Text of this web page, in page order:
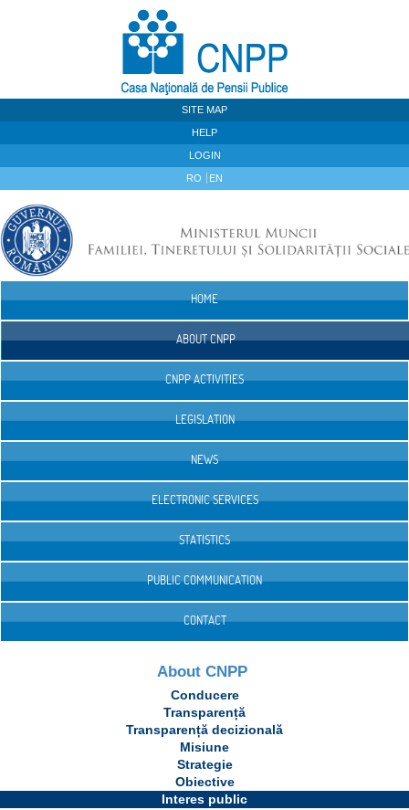
SITE MAP
HELP
LOGIN
RO EN
HOME
ABOUT CNPP
CNPP ACTIVITIES
LEGISLATION
NEWS
ELECTRONIC SERVICES
STATISTICS
PUBLIC COMMUNICATION
CONTACT
About CNPP
Conducere
Transparență
Transparență decizională
Misiune
Strategie
Obiective
Interes public